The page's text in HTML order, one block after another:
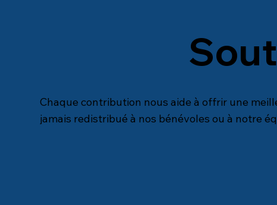
Chaque contribution nous aide à offrir une
jamais redistribué à nos bénévoles ou à notre